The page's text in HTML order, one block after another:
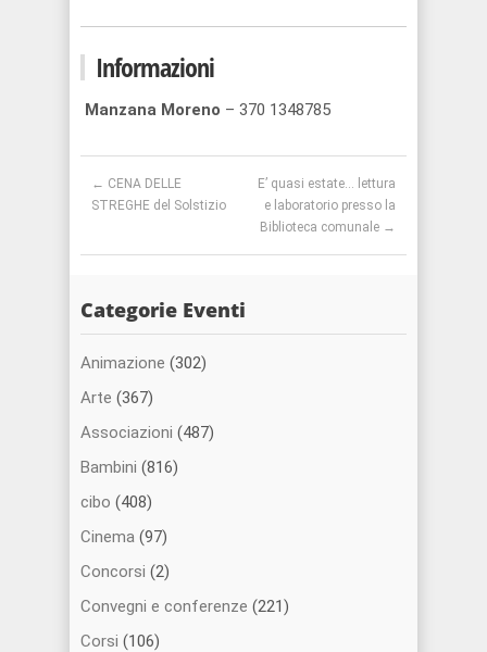
Informazioni
Manzana Moreno – 370 1348785
← CENA DELLE
STREGHE del Solstizio
E’ quasi estate… lettura
e laboratorio presso la
Biblioteca comunale →
Categorie Eventi
Animazione (302)
Arte (367)
Associazioni (487)
Bambini (816)
cibo (408)
Cinema (97)
Concorsi (2)
Convegni e conferenze (221)
Corsi (106)